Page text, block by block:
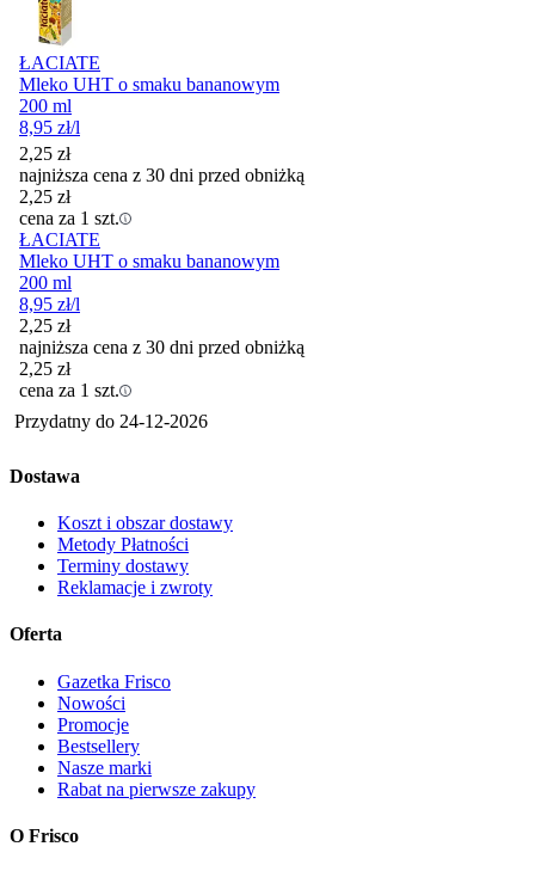
ŁACIATE
Mleko UHT o smaku bananowym
200 ml
8,95 zł/l
2,25 zł
najniższa cena z 30 dni przed obniżką
2,25 zł
cena za 1 szt.
ŁACIATE
Mleko UHT o smaku bananowym
200 ml
8,95 zł/l
2,25 zł
najniższa cena z 30 dni przed obniżką
2,25 zł
cena za 1 szt.
Przydatny do 24-12-2026
Dostawa
Koszt i obszar dostawy
Metody Płatności
Terminy dostawy
Reklamacje i zwroty
Oferta
Gazetka Frisco
Nowości
Promocje
Bestsellery
Nasze marki
Rabat na pierwsze zakupy
O Frisco